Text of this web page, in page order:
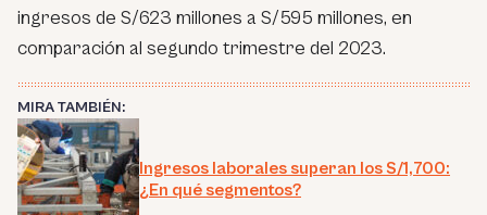
ingresos de S/623 millones a S/595 millones, en
comparación al segundo trimestre del 2023.
MIRA TAMBIÉN:
Ingresos laborales superan los S/1,700:
¿En qué segmentos?